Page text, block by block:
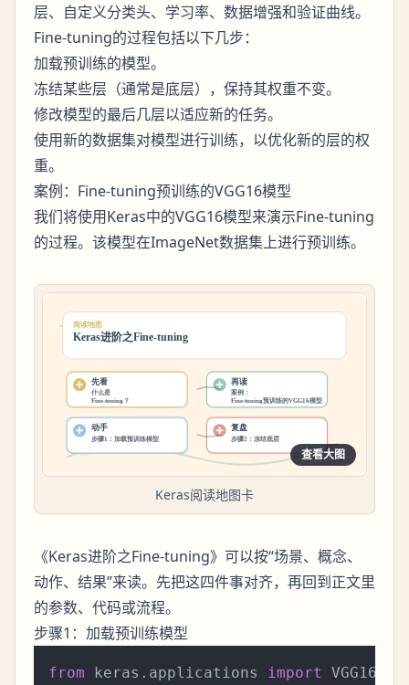
层、自定义分类头、学习率、数据增强和验证曲线。
Fine-tuning的过程包括以下几步：
加载预训练的模型。
冻结某些层（通常是底层），保持其权重不变。
修改模型的最后几层以适应新的任务。
使用新的数据集对模型进行训练，以优化新的层的权
重。
案例：Fine-tuning预训练的VGG16模型
我们将使用Keras中的VGG16模型来演示Fine-tuning
的过程。该模型在ImageNet数据集上进行预训练。
查看大图
Keras阅读地图卡
《Keras进阶之Fine-tuning》可以按“场景、概念、
动作、结果”来读。先把这四件事对齐，再回到正文里
的参数、代码或流程。
步骤1：加载预训练模型
from keras.applications import VGG16